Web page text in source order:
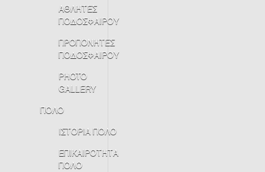
ΑΘΛΗΤΕΣ
ΠΟΔΟΣΦΑΙΡΟΥ
ΠΡΟΠΟΝΗΤΕΣ
ΠΟΔΟΣΦΑΙΡΟΥ
PHOTO
GALLERY
ΠΟΛΟ
ΙΣΤΟΡΙΑ ΠΟΛΟ
ΕΠΙΚΑΙΡΟΤΗΤΑ
ΠΟΛΟ